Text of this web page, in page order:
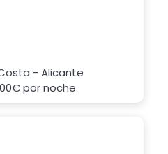
- Alicante
por noche